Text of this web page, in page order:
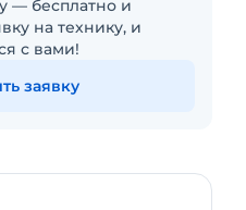
— бесплатно и
на технику, и
с вами!
заявку